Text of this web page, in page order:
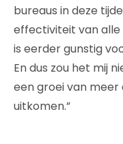
bureaus in deze
effectiviteit van
is eerder gunstig
En dus zou het mij
een groei van
uitkomen.”